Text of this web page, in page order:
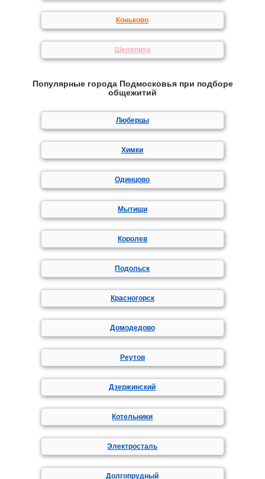
Коньково
Шелепиха
Популярные города Подмосковья при подборе
общежитий
Люберцы
Химки
Одинцово
Мытищи
Королев
Подольск
Красногорск
Домодедово
Реутов
Дзержинский
Котельники
Электросталь
Долгопрудный